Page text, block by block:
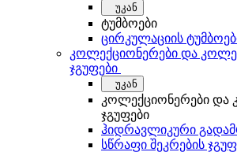
უკან
ტუმბოები
ცირკულაციის
კოლექციონერები და
ჯგუფები
უკან
კოლექციონერები და
ჯგუფები
ჰიდრავლიკური
სწრაფი შეკრების